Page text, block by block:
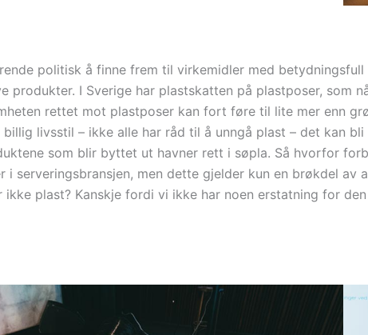
politisk å finne frem til virkemidler med
produkter. I Sverige har plastskatten på plastposer, som
rettet mot plastposer kan fort føre til lite mer enn
livsstil – ikke alle har råd til å unngå plast – det kan
som blir byttet ut havner rett i søpla. Så hvorfor
i serveringsbransjen, men dette gjelder kun en brøkdel
plast? Kanskje fordi vi ikke har noen erstatning for